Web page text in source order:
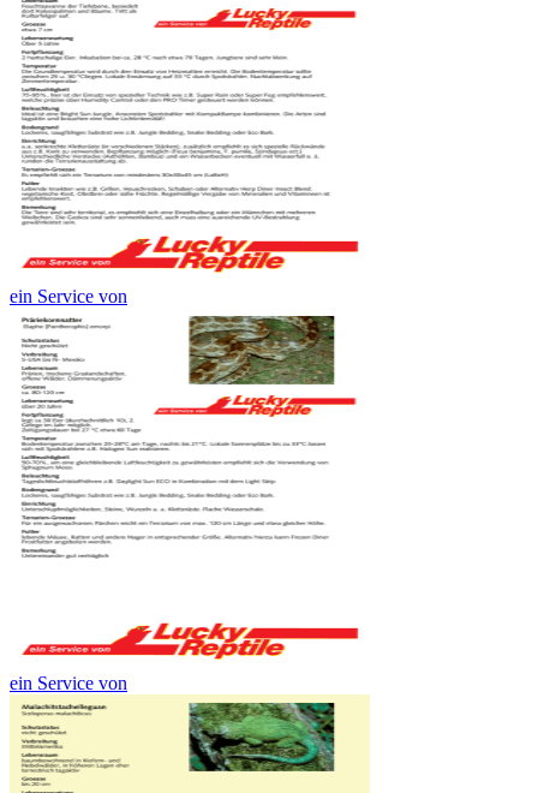
ein Service von
ein Service von